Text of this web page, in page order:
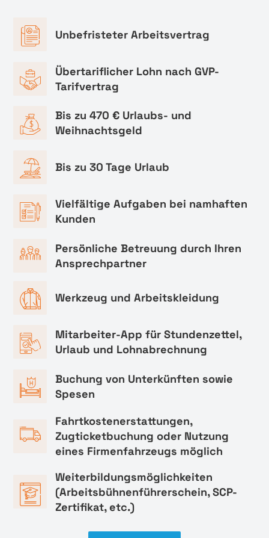
Unbefristeter Arbeitsvertrag
Übertariflicher Lohn nach GVP-
Tarifvertrag
Bis zu 470 € Urlaubs- und
Weihnachtsgeld
Bis zu 30 Tage Urlaub
Vielfältige Aufgaben bei namhaften
Kunden
Persönliche Betreuung durch Ihren
Ansprechpartner
Werkzeug und Arbeitskleidung
Mitarbeiter-App für Stundenzettel,
Urlaub und Lohnabrechnung
Buchung von Unterkünften sowie
Spesen
Fahrtkostenerstattungen,
Zugticketbuchung oder Nutzung
eines Firmenfahrzeugs möglich
Weiterbildungsmöglichkeiten
(Arbeitsbühnenführerschein, SCP-
Zertifikat, etc.)